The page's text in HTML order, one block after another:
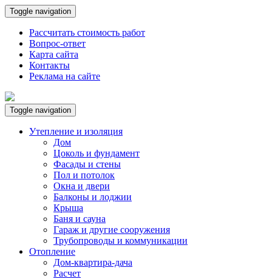
Toggle navigation
Рассчитать стоимость работ
Вопрос-ответ
Карта сайта
Контакты
Реклама на сайте
Toggle navigation
Утепление и изоляция
Дом
Цоколь и фундамент
Фасады и стены
Пол и потолок
Окна и двери
Балконы и лоджии
Крыша
Баня и сауна
Гараж и другие сооружения
Трубопроводы и коммуникации
Отопление
Дом-квартира-дача
Расчет